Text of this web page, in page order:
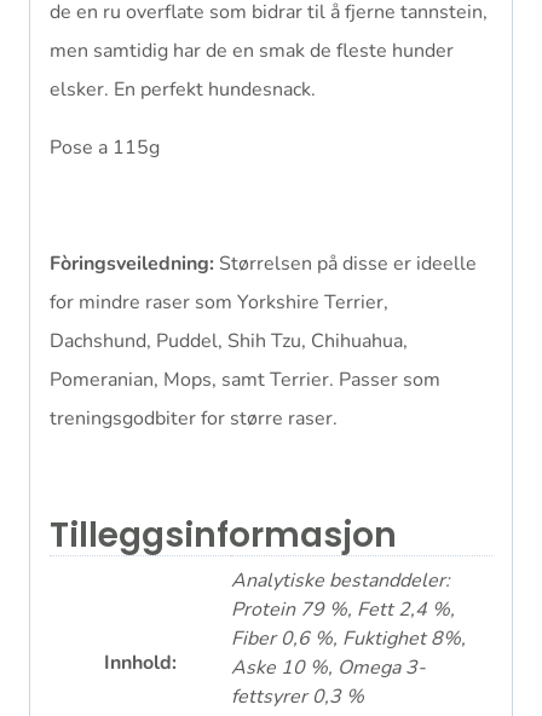
de en ru overflate som bidrar til å fjerne tannstein,
men samtidig har de en smak de fleste hunder
elsker. En perfekt hundesnack.
Pose a 115g
Fòringsveiledning: Størrelsen på disse er ideelle
for mindre raser som Yorkshire Terrier,
Dachshund, Puddel, Shih Tzu, Chihuahua,
Pomeranian, Mops, samt Terrier. Passer som
treningsgodbiter for større raser.
Tilleggsinformasjon
Innhold:
Analytiske bestanddeler:
Protein 79 %, Fett 2,4 %,
Fiber 0,6 %, Fuktighet 8%,
Aske 10 %, Omega 3-
fettsyrer 0,3 %